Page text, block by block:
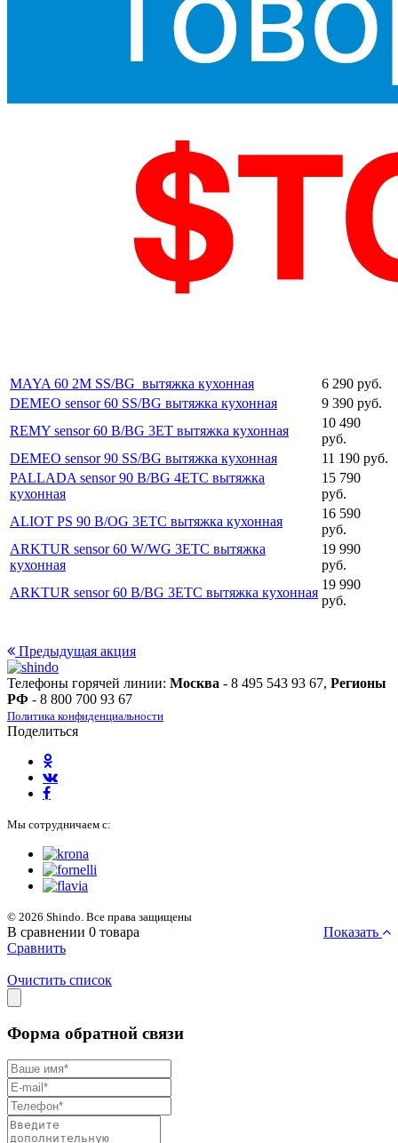
MAYA 60 2M SS/BG вытяжка кухонная
6 290 руб.
DEMEO sensor 60 SS/BG вытяжка кухонная
9 390 руб.
REMY sensor 60 B/BG 3ET вытяжка кухонная
10 490
руб.
DEMEO sensor 90 SS/BG вытяжка кухонная
11 190 руб.
PALLADA sensor 90 B/BG 4ETC вытяжка
кухонная
15 790
руб.
ALIOT PS 90 B/OG 3ETC вытяжка кухонная
16 590
руб.
ARKTUR sensor 60 W/WG 3ETC вытяжка
кухонная
19 990
руб.
ARKTUR sensor 60 B/BG 3ETC вытяжка кухонная
19 990
руб.
Предыдущая акция
Телефоны горячей линии: Москва - 8 495 543 93 67, Регионы
РФ - 8 800 700 93 67
Политика конфиденциальности
Поделиться
Мы сотрудничаем с:
© 2026 Shindo. Все права защищены
В сравнении 0 товара
Показать
Сравнить
Очистить список
Форма обратной связи